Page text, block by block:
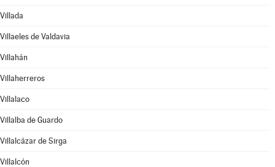
Villada
Villaeles de Valdavia
Villahán
Villaherreros
Villalaco
Villalba de Guardo
Villalcázar de Sirga
Villalcón